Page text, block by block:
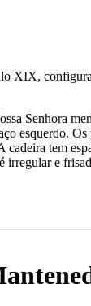
XIX,
Senhora
tem
irregular e